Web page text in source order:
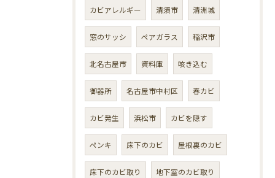
カビアレルギー 清須市 清洲城
窓のサッシ ペアガラス 稲沢市
北名古屋市 資料庫 咳き込む
御器所 名古屋市中村区 春カビ
カビ発生 浜松市 カビを隠す
ペンキ 床下のカビ 屋根裏のカビ
床下のカビ取り 地下室のカビ取り